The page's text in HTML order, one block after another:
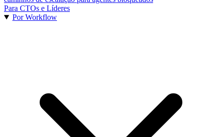
Para CTOs e Líderes
Por Workflow